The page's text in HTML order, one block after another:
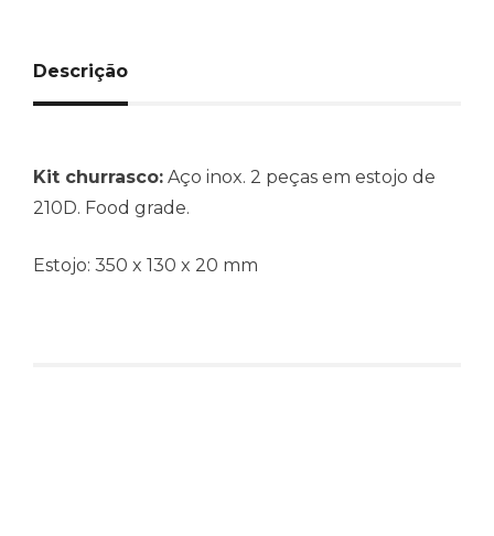
Descrição
Kit churrasco: Aço inox. 2 peças em estojo de
210D. Food grade.
Estojo: 350 x 130 x 20 mm